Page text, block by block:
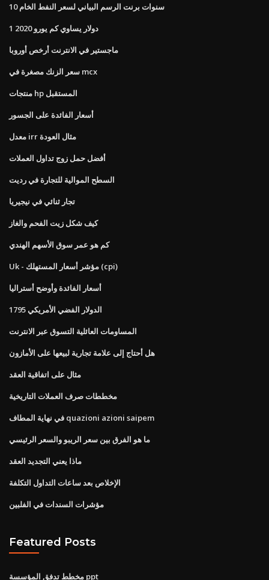
10 سنوات برنت الرسم البياني لسعر النفط الخام
1 دولار يساوي كم يورو 2020
ماجستير في الانترنت أرخص أوروبا
سعر الزنك مصغرة في mcx
منتجات hp المستقبل
أسعار الفائدة على الجسور
معدل irr مثال العودة
أفضل حمل زوج تداول العملات
السطح الموالية للتجارة في رديت
تجار ثنائي في نيجيريا
كيف شكل زيت الفحم والغاز
كم هو عمر سوق الأسهم الهندي
Uk - مؤشر أسعار المستهلك (cpi)
أسعار الفائدة وأوضح أستراليا
الدولار الفضي الأمريكي 1795
المساومات العائلية التسوق عبر الانترنت
هل أحتاج إلى علامة تجارية لبيعها على الأمازون
مثال على اتفاقية العقد
مخططات صرف العملات التاريخية
في نهاية المطاف quazioni azioni saipem
ما هو الفرق بين سعر الريبو والسعر الرئيسي
ماذا يعني التجديد العقد
الإخلاص بعد ساعات التداول التكلفة
مؤشرات السندات في الفلبين
Featured Posts
مخطط تدفق المؤسسة ppt